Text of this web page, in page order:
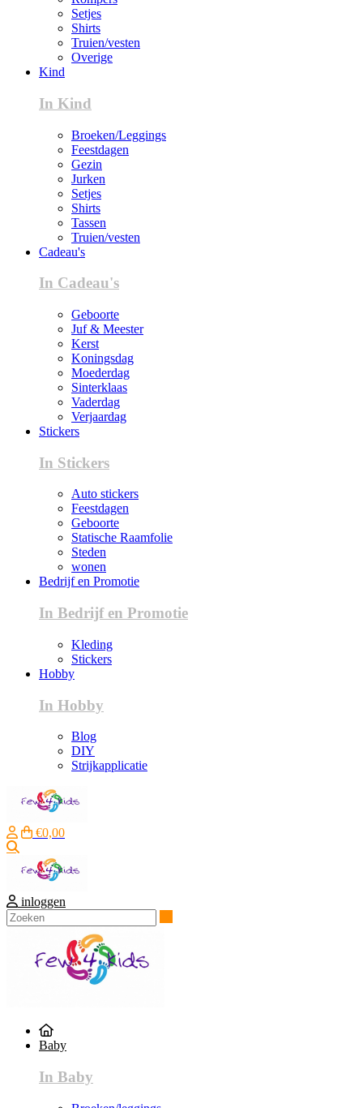
Setjes
Shirts
Truien/vesten
Overige
Kind
In Kind
Broeken/Leggings
Feestdagen
Gezin
Jurken
Setjes
Shirts
Tassen
Truien/vesten
Cadeau's
In Cadeau's
Geboorte
Juf & Meester
Kerst
Koningsdag
Moederdag
Sinterklaas
Vaderdag
Verjaardag
Stickers
In Stickers
Auto stickers
Feestdagen
Geboorte
Statische Raamfolie
Steden
wonen
Bedrijf en Promotie
In Bedrijf en Promotie
Kleding
Stickers
Hobby
In Hobby
Blog
DIY
Strijkapplicatie
€0,00
inloggen
Baby
In Baby